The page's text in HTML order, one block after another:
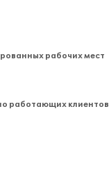
рабочих мест
работающих клиентов